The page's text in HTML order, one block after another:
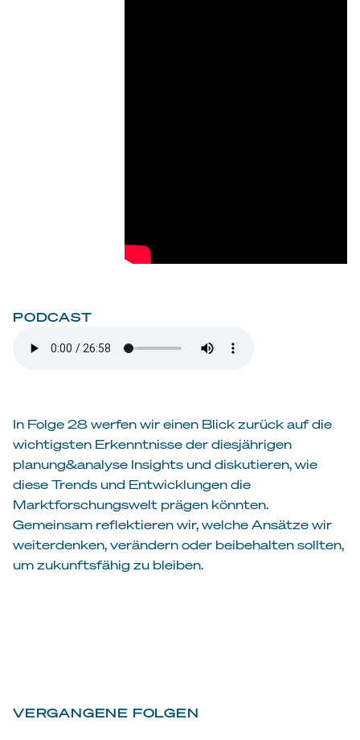
PODCAST
In Folge 28 werfen wir einen Blick zurück auf die
wichtigsten Erkenntnisse der diesjährigen
planung&analyse Insights und diskutieren, wie
diese Trends und Entwicklungen die
Marktforschungswelt prägen könnten.
Gemeinsam reflektieren wir, welche Ansätze wir
weiterdenken, verändern oder beibehalten sollten,
um zukunftsfähig zu bleiben.
VERGANGENE FOLGEN